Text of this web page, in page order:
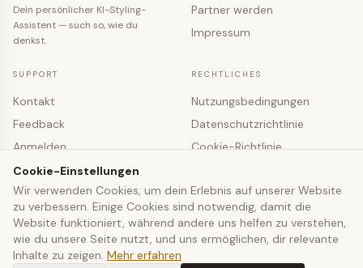
Dein persönlicher KI-Styling-
Assistent — such so, wie du
denkst.
Partner werden
Impressum
SUPPORT
Kontakt
Feedback
Anmelden
Registrieren
RECHTLICHES
Nutzungsbedingungen
Datenschutzrichtlinie
Cookie-Richtlinie
© 2026 mixNmatch · co-fashion UG (haftungsbeschränkt)
Cookie-Einstellungen
Wir verwenden Cookies, um dein Erlebnis auf unserer Website
zu verbessern. Einige Cookies sind notwendig, damit die
Website funktioniert, während andere uns helfen zu verstehen,
wie du unsere Seite nutzt, und uns ermöglichen, dir relevante
Inhalte zu zeigen. Mehr erfahren